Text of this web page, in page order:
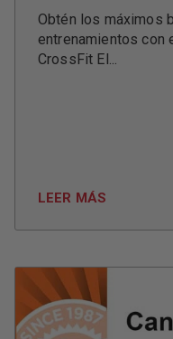
Obtén los máximos
entrenamientos con
CrossFit El...
LEER MÁS